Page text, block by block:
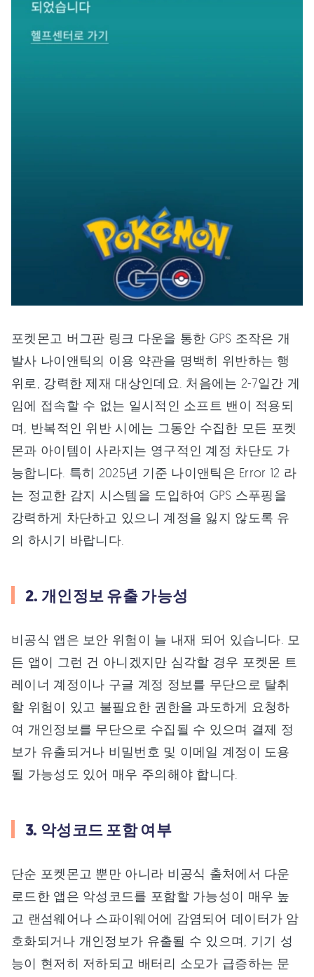
포켓몬고 버그판 링크 다운을 통한 GPS 조작은 개
발사 나이앤틱의 이용 약관을 명백히 위반하는 행
위로, 강력한 제재 대상인데요. 처음에는 2-7일간 게
임에 접속할 수 없는 일시적인 소프트 밴이 적용되
며, 반복적인 위반 시에는 그동안 수집한 모든 포켓
몬과 아이템이 사라지는 영구적인 계정 차단도 가
능합니다. 특히 2025년 기준 나이앤틱은 Error 12 라
는 정교한 감지 시스템을 도입하여 GPS 스푸핑을
강력하게 차단하고 있으니 계정을 잃지 않도록 유
의 하시기 바랍니다.
2. 개인정보 유출 가능성
비공식 앱은 보안 위험이 늘 내재 되어 있습니다. 모
든 앱이 그런 건 아니겠지만 심각할 경우 포켓몬 트
레이너 계정이나 구글 계정 정보를 무단으로 탈취
할 위험이 있고 불필요한 권한을 과도하게 요청하
여 개인정보를 무단으로 수집될 수 있으며 결제 정
보가 유출되거나 비밀번호 및 이메일 계정이 도용
될 가능성도 있어 매우 주의해야 합니다.
3. 악성코드 포함 여부
단순 포켓몬고 뿐만 아니라 비공식 출처에서 다운
로드한 앱은 악성코드를 포함할 가능성이 매우 높
고 랜섬웨어나 스파이웨어에 감염되어 데이터가 암
호화되거나 개인정보가 유출될 수 있으며, 기기 성
능이 현저히 저하되고 배터리 소모가 급증하는 문